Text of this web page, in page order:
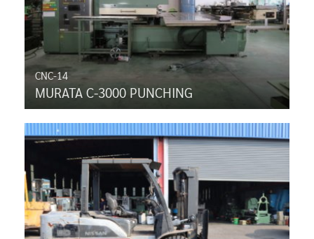
CNC-14
MURATA C-3000 PUNCHING